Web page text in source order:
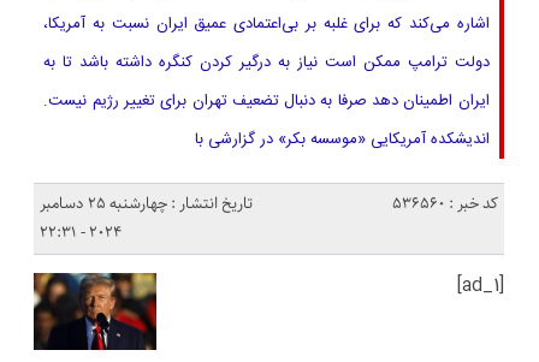
اشاره می‌کند که برای غلبه بر بی‌اعتمادی عمیق ایران نسبت به آمریکا،
دولت ترامپ ممکن است نیاز به درگیر کردن کنگره داشته باشد تا به
ایران اطمینان دهد صرفا به دنبال تضعیف تهران برای تغییر رژیم نیست.
اندیشکده آمریکایی «موسسه بکر» در گزارشی با
کد خبر : 536560
تاریخ انتشار : چهارشنبه 25 دسامبر
2024 - 22:31
[ad_1]